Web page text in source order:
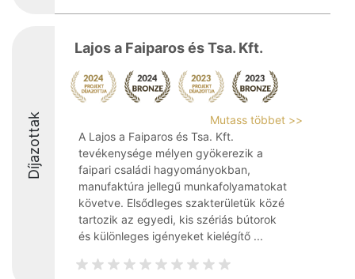
Díjazottak
Lajos a Faiparos és Tsa. Kft.
Mutass többet >>
A Lajos a Faiparos és Tsa. Kft.
tevékenysége mélyen gyökerezik a
faipari családi hagyományokban,
manufaktúra jellegű munkafolyamatokat
követve. Elsődleges szakterületük közé
tartozik az egyedi, kis szériás bútorok
és különleges igényeket kielégítő ...